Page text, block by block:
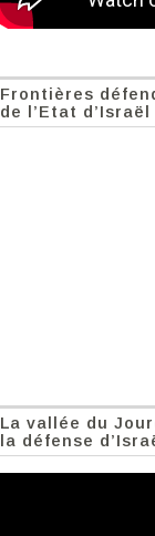
Frontières
de l’Etat d’Israël
La vallée du
la défense